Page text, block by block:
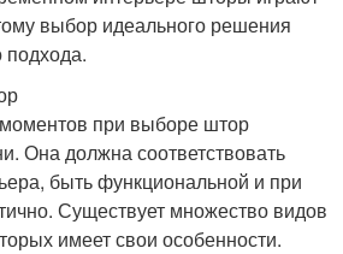
выбор идеального решения
подхода.
при выборе штор
Она должна соответствовать
быть функциональной и при
Существует множество видов
имеет свои особенности.